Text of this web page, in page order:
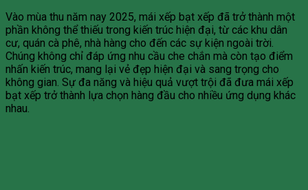
Vào mùa thu năm nay 2025, mái xếp bạt xếp đã trở thành một
phần không thể thiếu trong kiến trúc hiện đại, từ các khu dân
cư, quán cà phê, nhà hàng cho đến các sự kiện ngoài trời.
Chúng không chỉ đáp ứng nhu cầu che chắn mà còn tạo điểm
nhấn kiến trúc, mang lại vẻ đẹp hiện đại và sang trọng cho
không gian. Sự đa năng và hiệu quả vượt trội đã đưa mái xếp
bạt xếp trở thành lựa chọn hàng đầu cho nhiều ứng dụng khác
nhau.